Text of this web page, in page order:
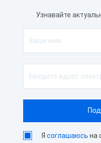
Узнавайте
Ясоглашаюсь на